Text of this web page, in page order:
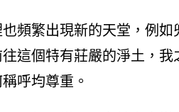
頻繁出現新的天堂，例
這個特有莊嚴的淨土，
呼均尊重。